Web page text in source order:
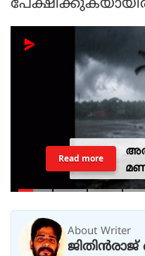
Read more
About Writer
ജിതിൻരാജ്